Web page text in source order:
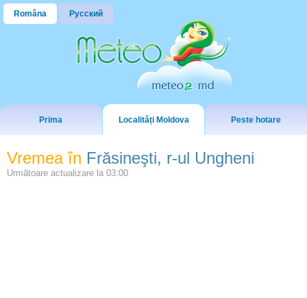
Româna Русский
Prima Localități Moldova Peste hotare
Vremea în Frăsineşti, r-ul Ungheni
Următoare actualizare la 03:00